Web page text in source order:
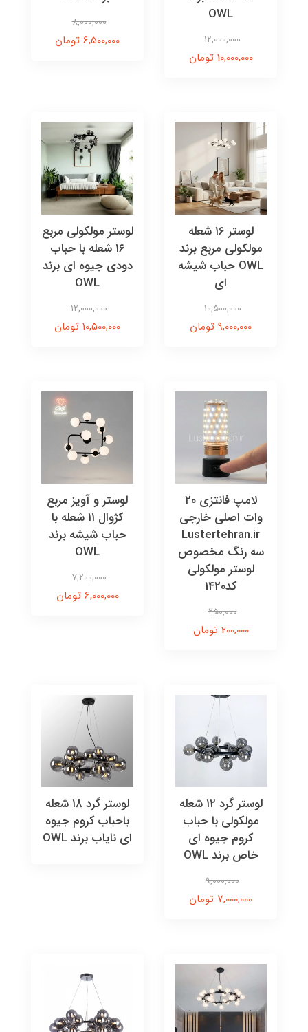
OWL
12,000,000
10,000,000 تومان
8,000,000
6,500,000 تومان
لوستر ۱۶ شعله
مولکولی مربع برند
OWL حباب شیشه
ای
10,500,000
9,000,000 تومان
لوستر مولکولی مربع
۱۶ شعله با حباب
دودی جیوه ای برند
OWL
12,000,000
10,500,000 تومان
لامپ فانتزی ۲۰
وات اصلی خارجی
Lustertehran.ir
سه رنگ مخصوص
لوستر مولکولی
کد1420
250,000
200,000 تومان
لوستر و آویز مربع
کژوال ۱۱ شعله با
حباب شیشه برند
OWL
7,200,000
6,000,000 تومان
لوستر گرد ۱۲ شعله
مولکولی با حباب
کروم جیوه ای
خاص برند OWL
9,000,000
7,000,000 تومان
لوستر گرد ۱۸ شعله
باحباب کروم جیوه
ای نایاب برند OWL